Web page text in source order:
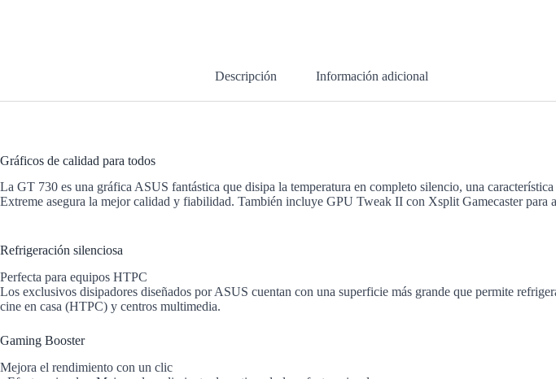
Descripción Información adicional
Gráficos de calidad para todos
La GT 730 es una gráfica ASUS fantástica que disipa la temperatura en completo silencio, una
Extreme asegura la mejor calidad y fiabilidad. También incluye GPU Tweak II con Xsplit Gamecaster para
Refrigeración silenciosa
Perfecta para equipos HTPC
Los exclusivos disipadores diseñados por ASUS cuentan con una superficie más grande que permite
cine en casa (HTPC) y centros multimedia.
Gaming Booster
Mejora el rendimiento con un clic